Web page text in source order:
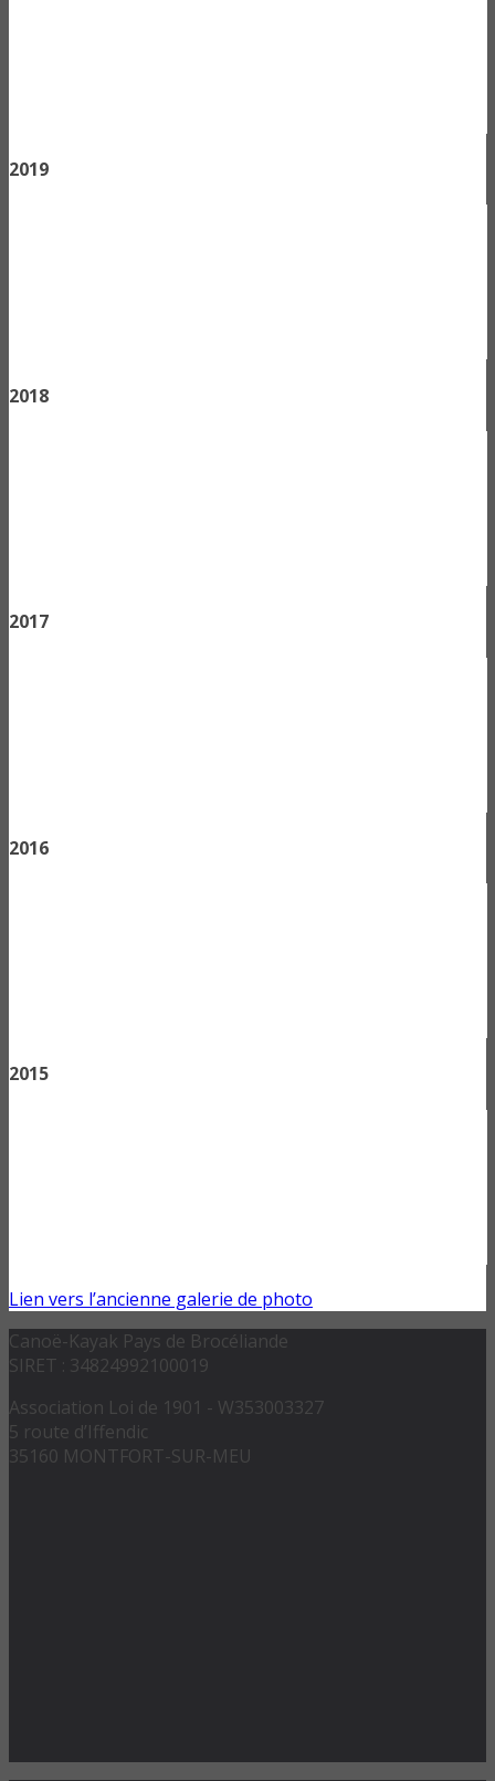
2019
2018
2017
2016
2015
Lien vers l’ancienne galerie de photo
Canoë-Kayak Pays de Brocéliande
SIRET : 34824992100019
Association Loi de 1901 - W353003327
5 route d’Iffendic
35160 MONTFORT-SUR-MEU